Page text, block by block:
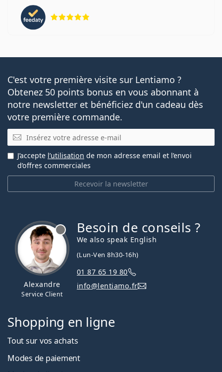
C'est votre première visite sur Lentiamo ?
Obtenez 50 points bonus en vous abonnant à
notre newsletter et bénéficiez d'un cadeau dès
votre première commande.
E-mail
Recevoir la newsletter
J’accepte l’utilisation de mon adresse email et l’envoi
d’offres commerciales
Alexandre
Service Client
Besoin de conseils ?
We also speak English
(Lun-Ven 8h30-16h)
01 87 65 19 80
info@lentiamo.fr
Shopping en ligne
Tout sur vos achats
Modes de paiement